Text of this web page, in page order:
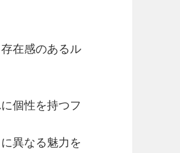
在感のあるル
個性を持つフ
異なる魅力を